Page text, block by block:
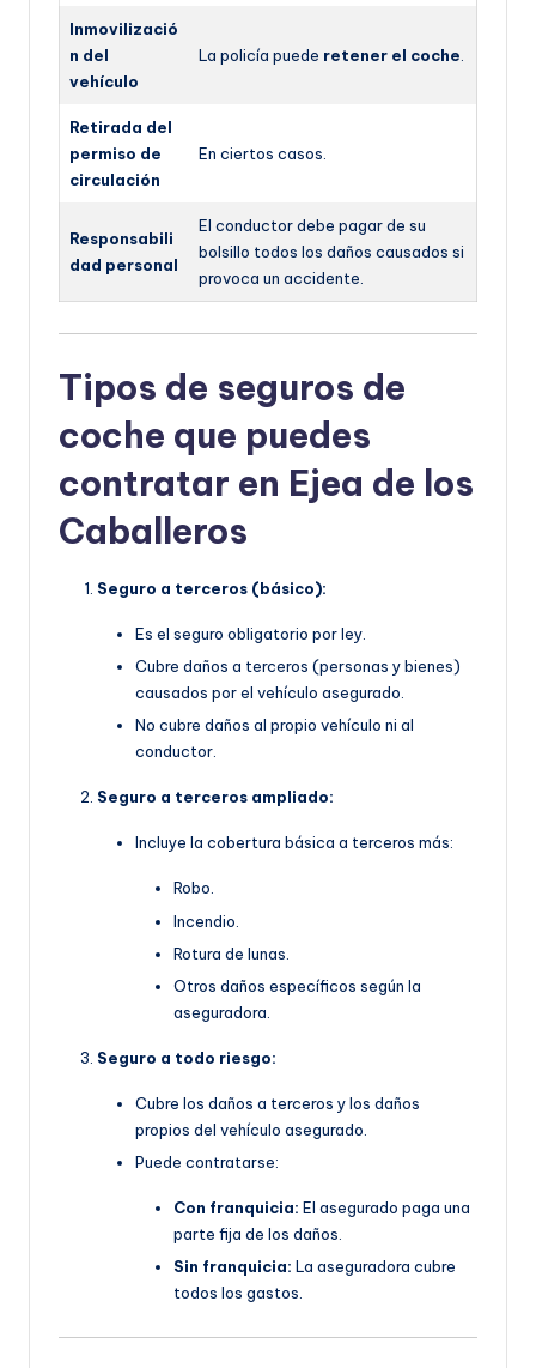
Inmovilizació
n del
vehículo
La policía puede retener el coche
Retirada del
permiso de
circulación
En ciertos casos.
Responsabili
dad personal
El conductor debe pagar de su
bolsillo todos los daños causados si
provoca un accidente.
Tipos de seguros de
coche que puedes
contratar en Ejea de los
Caballeros
Seguro a terceros (básico):
Es el seguro obligatorio por ley.
Cubre daños a terceros (personas y bienes)
causados por el vehículo asegurado.
No cubre daños al propio vehículo ni al
conductor.
Seguro a terceros ampliado:
Incluye la cobertura básica a terceros más:
Robo.
Incendio.
Rotura de lunas.
Otros daños específicos según la
aseguradora.
Seguro a todo riesgo:
Cubre los daños a terceros y los daños
propios del vehículo asegurado.
Puede contratarse:
Con franquicia: El asegurado paga una
parte fija de los daños.
Sin franquicia: La aseguradora cubre
todos los gastos.